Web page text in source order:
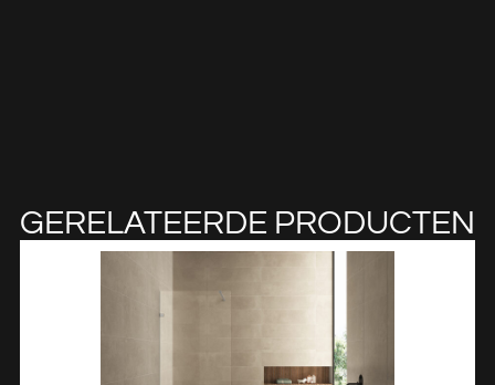
GERELATEERDE PRODUCTEN